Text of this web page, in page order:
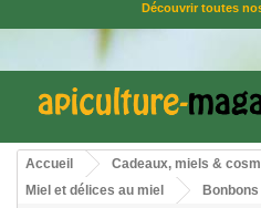
Découvrir toutes
Accueil
Cadeaux, miels &
Miel et délices au miel
Bonbons